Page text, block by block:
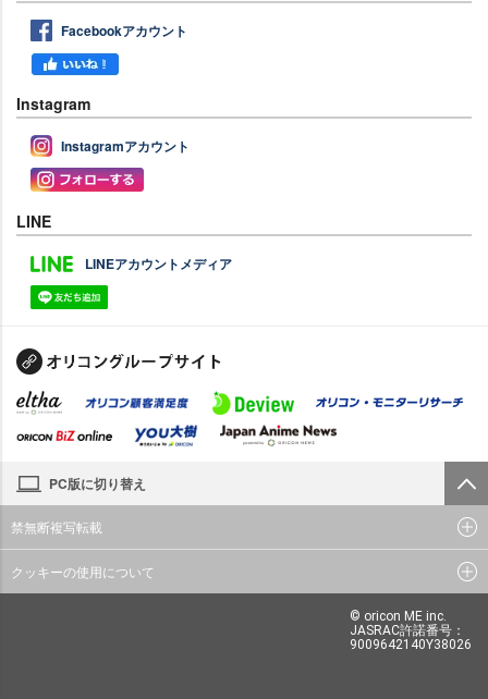
Facebookアカウント
Instagram
Instagramアカウント
LINE
LINEアカウントメディア
PC版に切り替え
禁無断複写転載
クッキーの使用について
© oricon ME inc.
JASRAC許諾番号：
9009642140Y38026